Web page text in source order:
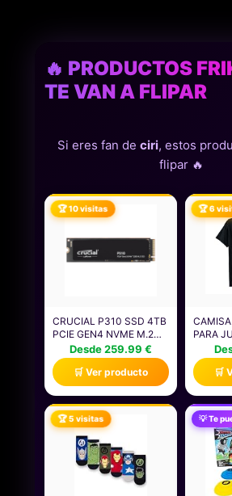
🔥 PRODUCTOS
TE VAN A FLIPAR
Si eres fan de ciri, estos
flipar 🔥
🏆 10 visitas
CRUCIAL P310 SSD 4TB
PCIE GEN4 NVME M.2
2280, DISCO INTERNO,
HASTA 7.100 MB/S,
COMPATIBLE CON
ORDENADOR PORTÁTIL
Y DE SOBREMESA &
CONSOLAS DE JUEGOS
PORTÁTILES -
CT4000P310SSD801
Desde 259.99 €
🛒 Ver producto
🏆 6
PARA
NIÑOS
🛒
🏆 5 visitas 💡 Te